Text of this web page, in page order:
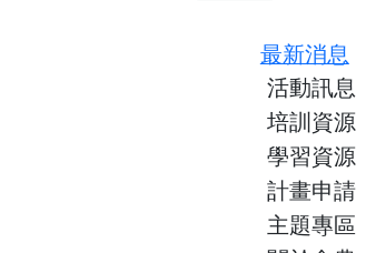
最新消息
活動訊息
培訓資源
學習資源
計畫申請
主題專區